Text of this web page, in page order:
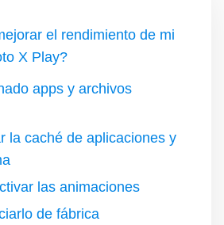
el rendimiento de mi
X Play?
apps y archivos
la caché de aplicaciones y
las animaciones
de fábrica